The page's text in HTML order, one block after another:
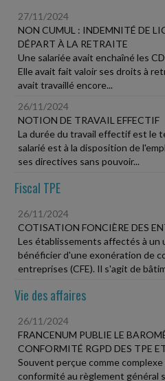
27/11/2024
NON CUMUL : INDEMNITÉ DE
DÉPART À LA RETRAITE
Une salariée avait enchaîné les
Elle avait fait valoir ses droits à
avait travaillé encore...
26/11/2024
NOTION DE TRAVAIL EFFECTIF
La durée du travail effectif est le
salarié est à la disposition de
ses directives sans pouvoir...
Fiscal TPE
26/11/2024
COTISATION FONCIÈRE DES
Les établissements affectés à un
bénéficier d'une exonération de
entreprises (CFE). Il s'agit de
Vie des affaires
26/11/2024
FRANCENUM PUBLIE LE
CONFORMITÉ RGPD DES TPE
Souvent perçue comme
conformité au règlement général